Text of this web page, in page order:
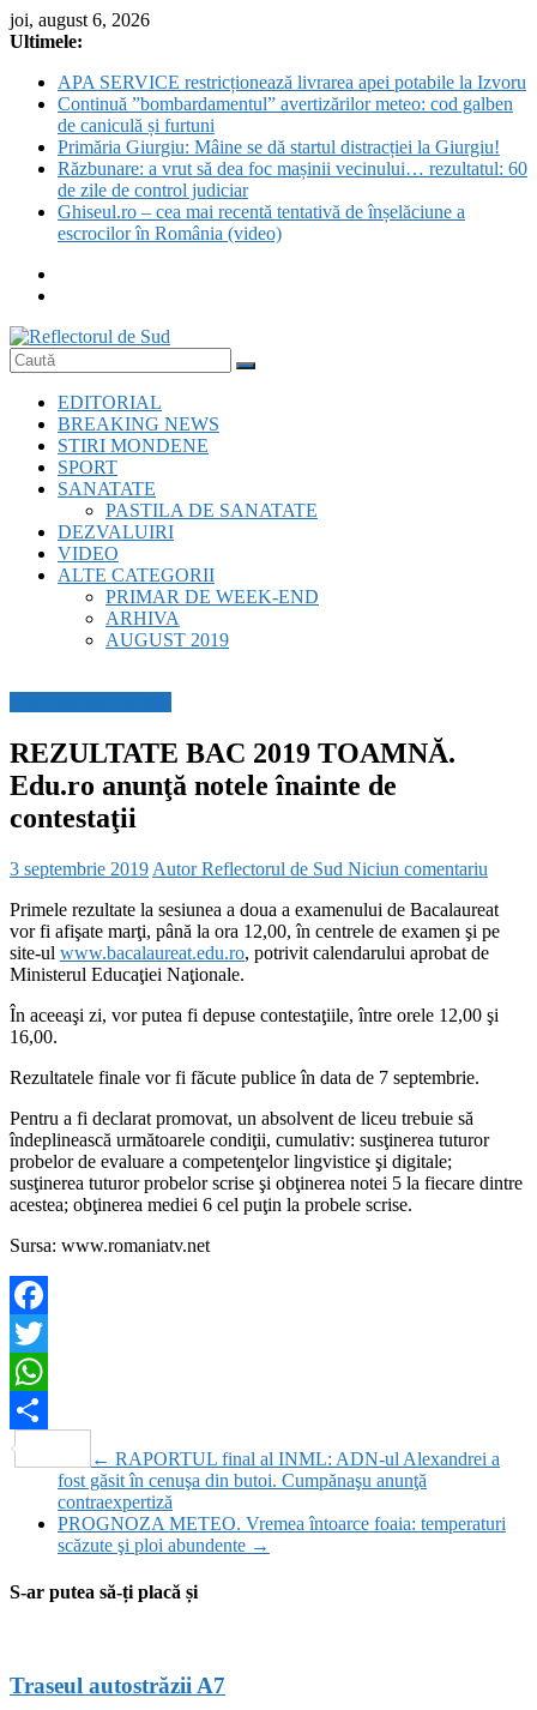
Skip
to
joi, august 6, 2026
Ultimele:
APA SERVICE restricționează livrarea apei potabile la Izvoru
Continuă ”bombardamentul” avertizărilor meteo: cod galben
de caniculă și furtuni
Primăria Giurgiu: Mâine se dă startul distracției la Giurgiu!
Răzbunare: a vrut să dea foc mașinii vecinului… rezultatul: 60
de zile de control judiciar
Ghiseul.ro – cea mai recentă tentativă de înșelăciune a
escrocilor în România (video)
Reflectorul
Sud
EDITORIAL
BREAKING NEWS
STIRI MONDENE
SPORT
SANATATE
PASTILA DE SANATATE
DEZVALUIRI
VIDEO
ALTE CATEGORII
PRIMAR DE WEEK-END
ARHIVA
AUGUST 2019
REZULTATE BAC 2019 TOAMNĂ.
Edu.ro anunţă notele înainte de
contestaţii
3 septembrie 2019 Autor Reflectorul de Sud Niciun comentariu
Primele rezultate la sesiunea a doua a examenului de Bacalaureat
vor fi afişate marţi, până la ora 12,00, în centrele de examen şi pe
site-ul www.bacalaureat.edu.ro, potrivit calendarului aprobat de
Ministerul Educaţiei Naţionale.
În aceeaşi zi, vor putea fi depuse contestaţiile, între orele 12,00 şi
16,00.
Rezultatele finale vor fi făcute publice în data de 7 septembrie.
Pentru a fi declarat promovat, un absolvent de liceu trebuie să
îndeplinească următoarele condiţii, cumulativ: susţinerea tuturor
probelor de evaluare a competenţelor lingvistice şi digitale;
susţinerea tuturor probelor scrise şi obţinerea notei 5 la fiecare dintre
acestea; obţinerea mediei 6 cel puţin la probele scrise.
Sursa: www.romaniatv.net
Facebook
Twitter
WhatsApp
Partajează
← RAPORTUL final al INML: ADN-ul Alexandrei a
fost găsit în cenuşa din butoi. Cumpănaşu anunţă
contraexpertiză
PROGNOZA METEO. Vremea întoarce foaia: temperaturi
scăzute şi ploi abundente →
S-ar putea să-ți placă și
Traseul autostrăzii A7